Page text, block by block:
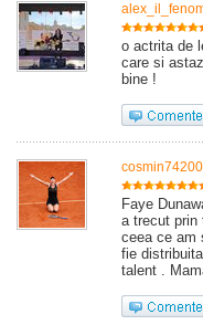
o actrita de
care si
bine !
Faye
a trecut prin
ceea ce am
fie
talent .